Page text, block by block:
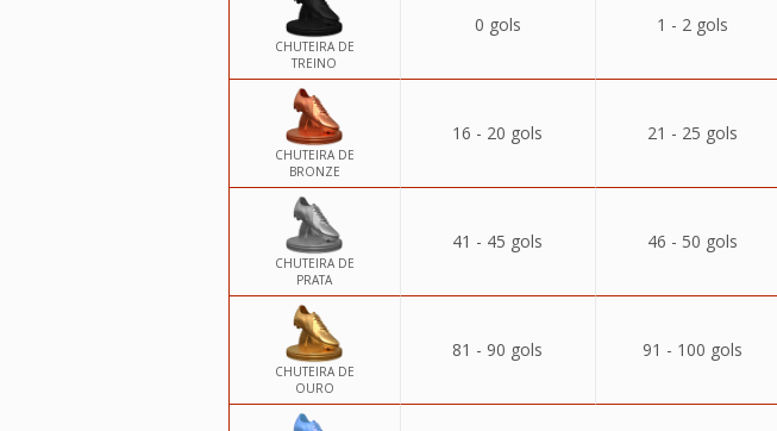
CHUTEIRA DE
TREINO
0 gols 1 - 2 gols
CHUTEIRA DE
BRONZE
16 - 20 gols 21 - 25 gols
CHUTEIRA DE
PRATA
41 - 45 gols 46 - 50 gols
CHUTEIRA DE
OURO
81 - 90 gols 91 - 100 gols